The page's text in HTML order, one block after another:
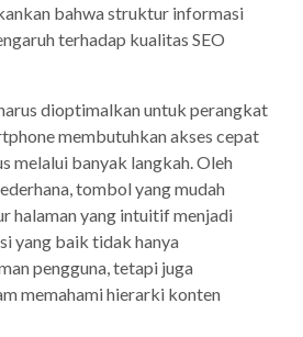
bahwa struktur informasi
terhadap kualitas SEO
dioptimalkan untuk perangkat
membutuhkan akses cepat
melalui banyak langkah. Oleh
tombol yang mudah
halaman yang intuitif menjadi
yang baik tidak hanya
pengguna, tetapi juga
memahami hierarki konten